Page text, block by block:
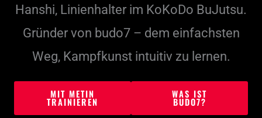
Hanshi, Linienhalter im KoKoDo BuJutsu.
Gründer von budo7 – dem einfachsten
Weg, Kampfkunst intuitiv zu lernen.
MIT METIN
TRAINIEREN
WAS IST
BUDO7?